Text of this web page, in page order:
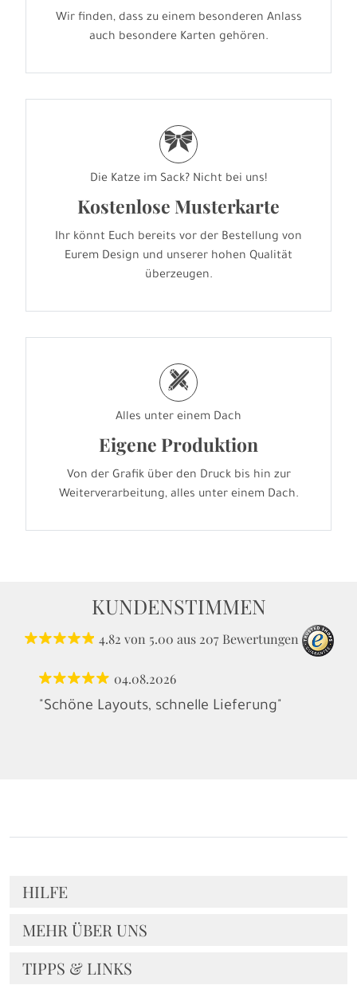
Wir finden, dass zu einem besonderen Anlass
auch besondere Karten gehören.
r
Die Katze im Sack? Nicht bei uns!
Kostenlose Musterkarte
Ihr könnt Euch bereits vor der Bestellung von
Eurem Design und unserer hohen Qualität
überzeugen.
h
Alles unter einem Dach
Eigene Produktion
Von der Grafik über den Druck bis hin zur
Weiterverarbeitung, alles unter einem Dach.
KUNDENSTIMMEN
4.82 von 5.00 aus 207 Bewertungen
04.08.2026
"Schöne Layouts, schnelle Lieferung"
HILFE
MEHR ÜBER UNS
TIPPS & LINKS